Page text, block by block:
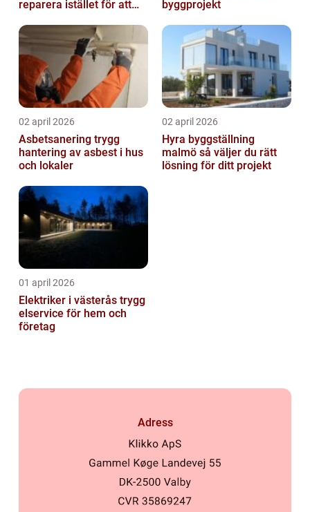
reparera istället för att
byggprojekt
02 april 2026
Asbetsanering trygg
hantering av asbest i hus
och lokaler
02 april 2026
Hyra byggställning
malmö så väljer du rätt
lösning för ditt projekt
01 april 2026
Elektriker i västerås trygg
elservice för hem och
företag
Adress